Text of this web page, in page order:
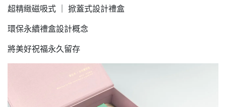
超精緻磁吸式 ｜ 掀蓋式設計禮盒
環保永續禮盒設計概念
將美好祝福永久留存